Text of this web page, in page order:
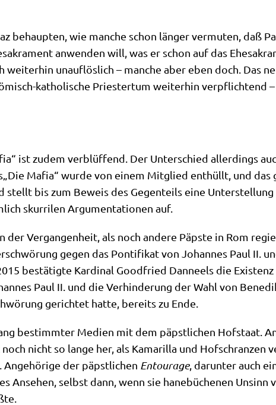
behaup­ten, wie man­che schon län­ger ver­mu­ten, daß
anwen­den will, was er schon auf das
unauf­lös­lich – man­che aber eben doch. Das
katho­li­sche Prie­ster­tum wei­ter­hin ver­pflich­tend
ist zudem ver­blüf­fend. Der Unter­schied aller­dings
Mafia“ wur­de von einem Mit­glied ent­hüllt, und
bis zum Beweis des Gegen­teils eine Unter­stel­lung
skur­ri­len Argu­men­ta­tio­nen auf.
Ver­gan­gen­heit, als noch ande­re Päp­ste in Rom
gegen das Pon­ti­fi­kat von Johan­nes Paul II.
bestä­tig­te Kar­di­nal Good­fried Dan­neels die
Paul II. und die Ver­hin­de­rung der Wahl von
gerich­tet hat­te, bereits zu Ende.
bestimm­ter Medi­en mit dem päpst­li­chen Hof­staat.
nicht so lan­ge her, als Kama­ril­la und Hof­schran­zen
Ange­hö­ri­ge der päpst­li­chen Entou­ra­ge, dar­un­ter auch
selbst dann, wenn sie hane­bü­che­nen Unsinn